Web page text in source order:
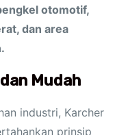
otomotif,
dan area
Mudah
industri, Karcher
prinsip